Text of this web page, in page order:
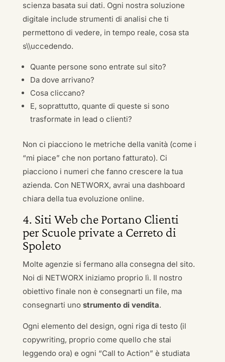
scienza basata sui dati. Ogni nostra soluzione
digitale include strumenti di analisi che ti
permettono di vedere, in tempo reale, cosa sta
s\\uccedendo.
Quante persone sono entrate sul sito?
Da dove arrivano?
Cosa cliccano?
E, soprattutto, quante di queste si sono
trasformate in lead o clienti?
Non ci piacciono le metriche della vanità (come i
“mi piace” che non portano fatturato). Ci
piacciono i numeri che fanno crescere la tua
azienda. Con NETWORX, avrai una dashboard
chiara della tua evoluzione online.
4. Siti Web che Portano Clienti
per Scuole private a Cerreto di
Spoleto
Molte agenzie si fermano alla consegna del sito.
Noi di NETWORX iniziamo proprio lì. Il nostro
obiettivo finale non è consegnarti un file, ma
consegnarti uno strumento di vendita.
Ogni elemento del design, ogni riga di testo (il
copywriting, proprio come quello che stai
leggendo ora) e ogni “Call to Action” è studiata